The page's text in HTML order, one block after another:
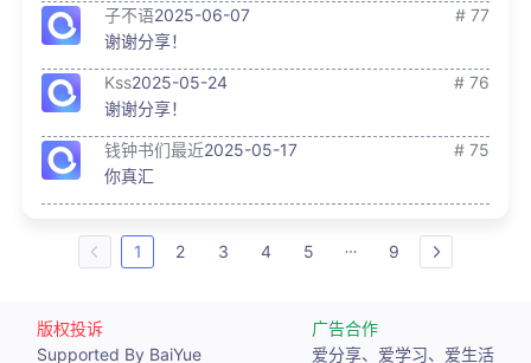
子不语2025-06-07
# 77
谢谢分享！
Kss2025-05-24
# 76
谢谢分享！
钱钟书们最近2025-05-17
# 75
你真汇
1 2 3 4 5 9
版权投诉
Supported By BaiYue
广告合作
爱分享、爱学习、爱生活